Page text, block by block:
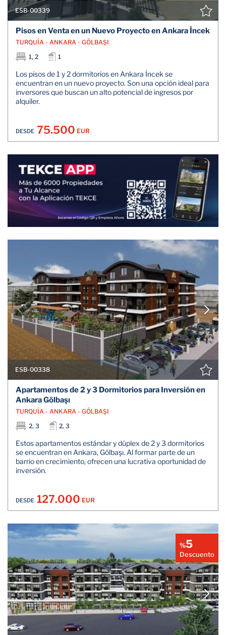
ESB-00339
Pisos en Venta en un Nuevo Proyecto en Ankara İncek
TURQUÍA - ANKARA - GÖLBAŞI
1, 2
1
Los pisos de 1 y 2 dormitorios en Ankara İncek se
encuentran en un nuevo proyecto. Son una opción ideal para
inversores que buscan un alto potencial de ingresos por
alquiler.
DESDE 75.500 EUR
ESB-00338
Apartamentos de 2 y 3 Dormitorios para Inversión en
Ankara Gölbaşı
TURQUÍA - ANKARA - GÖLBAŞI
2, 3
2, 3
Estos apartamentos estándar y dúplex de 2 y 3 dormitorios
se encuentran en Ankara, Gölbaşı. Al formar parte de un
barrio en crecimiento, ofrecen una lucrativa oportunidad de
inversión.
DESDE 127.000 EUR
%5
Descuento